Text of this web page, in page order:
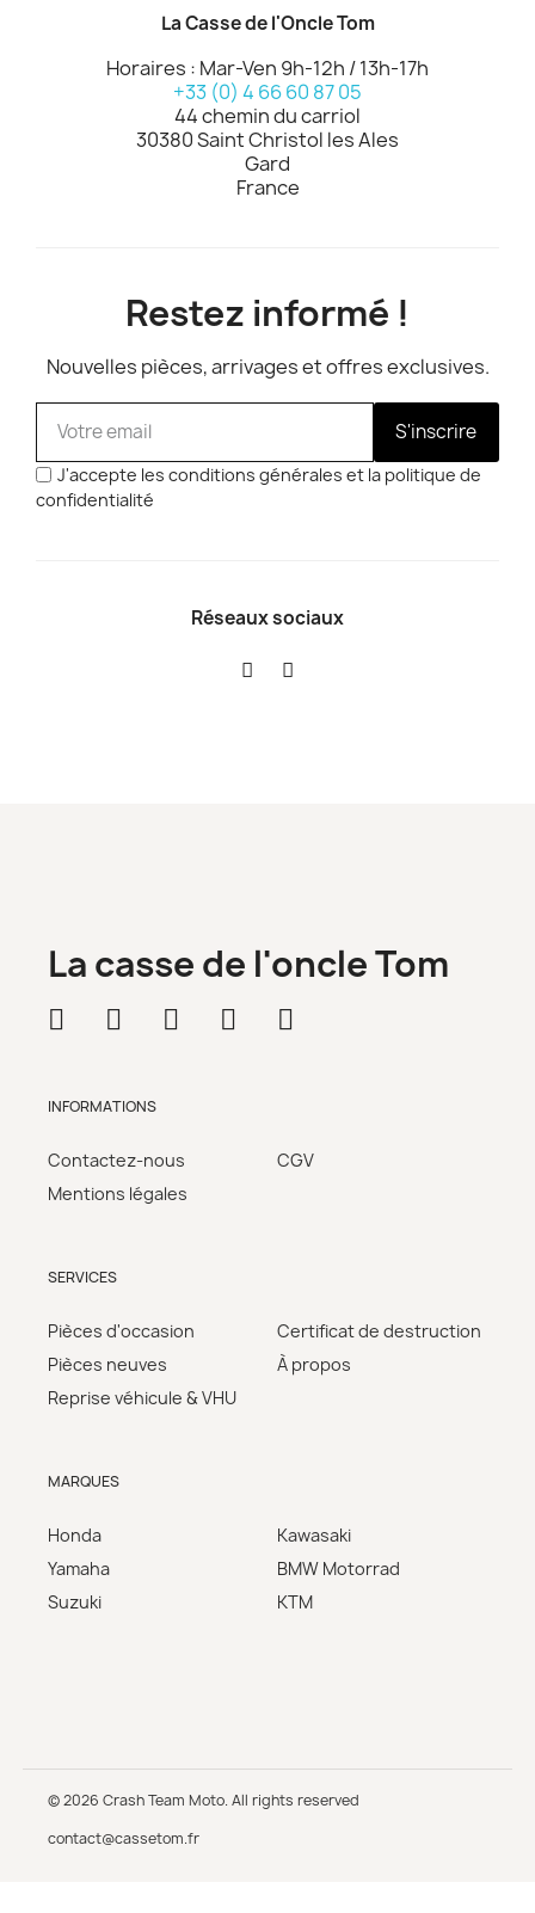
La Casse de l'Oncle Tom
Horaires : Mar-Ven 9h-12h / 13h-17h
+33 (0) 4 66 60 87 05
44 chemin du carriol
30380 Saint Christol les Ales
Gard
France
Restez informé !
Nouvelles pièces, arrivages et offres exclusives.
S'inscrire
J'accepte les conditions générales et la politique de
confidentialité
Réseaux sociaux
La casse de l'oncle Tom
INFORMATIONS
Contactez-nous
Mentions légales
CGV
SERVICES
Pièces d'occasion
Pièces neuves
Reprise véhicule & VHU
Certificat de destruction
À propos
MARQUES
Honda
Yamaha
Suzuki
Kawasaki
BMW Motorrad
KTM
© 2026 Crash Team Moto. All rights reserved
contact@cassetom.fr